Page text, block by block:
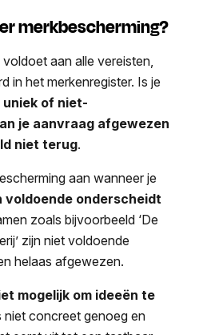
merkbescherming?
aan alle vereisten,
in het merkenregister. Is je
of niet-
je aanvraag afgewezen
niet terug.
aan wanneer je
voldoende onderscheidt
zoals bijvoorbeeld ‘De
zijn niet voldoende
helaas afgewezen.
mogelijk om ideeën te
niet concreet genoeg en